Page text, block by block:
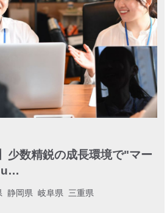
少数精鋭の成長環境で"マー
静岡県 岐阜県
三重県